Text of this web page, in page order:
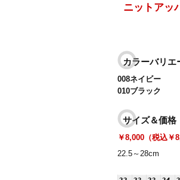
ニットアッ
カラーバリエ
008ネイビー
010ブラック
サイズ＆価格
￥8,000（税込￥
22.5～28cm